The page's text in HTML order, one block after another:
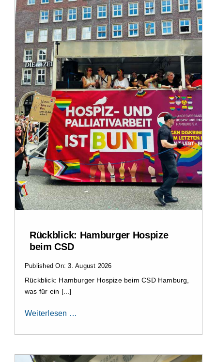
Rückblick: Hamburger Hospize
beim CSD
Published On: 3. August 2026
Rückblick: Hamburger Hospize beim CSD Hamburg,
was für ein [...]
Weiterlesen …